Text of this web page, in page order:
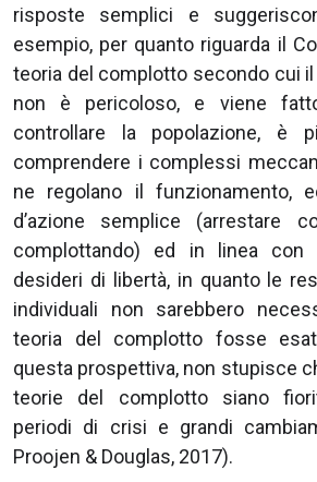
risposte semplici e
esempio, per quanto riguarda il
teoria del complotto secondo cui
non è pericoloso, e viene
controllare la popolazione, è
comprendere i complessi
ne regolano il funzionamento,
d’azione semplice (arrestare
complottando) ed in linea con
desideri di libertà, in quanto le
individuali non sarebbero
teoria del complotto fosse
questa prospettiva, non stupisce
teorie del complotto siano
periodi di crisi e grandi
Proojen & Douglas, 2017).